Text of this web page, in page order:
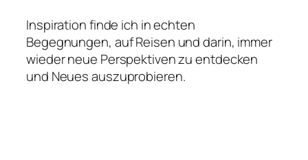
Inspiration finde ich in echten
Begegnungen, auf Reisen und darin, immer
wieder neue Perspektiven zu entdecken
und Neues auszuprobieren.